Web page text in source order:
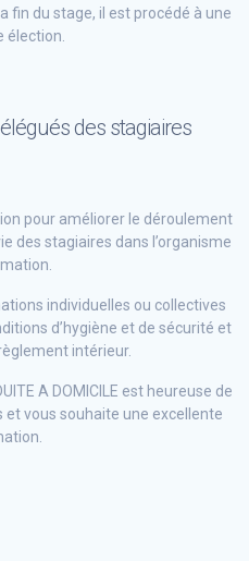
fin du stage, il est procédé à une
élection.
des stagiaires
pour améliorer le déroulement
des stagiaires dans l’organisme
individuelles ou collectives
d’hygiène et de sécurité et
intérieur.
A DOMICILE est heureuse de
et vous souhaite une excellente